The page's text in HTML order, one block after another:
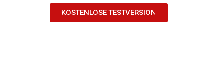
KOSTENLOSE TESTVERSION